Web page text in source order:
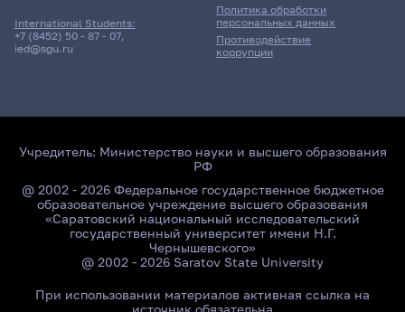
International Students:
+7 (8452) 50 - 87 - 07,
ied@sgu.ru
Политика обработки
персональных данных
Противодействие
коррупции
Учредитель: Министерство науки и высшего образования
РФ
@ 2002 - 2026 Федеральное государственное бюджетное
образовательное учреждение высшего образования
«Саратовский национальный исследовательский
государственный университет имени Н.Г.
Чернышевского»
@ 2002 - 2026 Saratov State University
При использовании материалов активная ссылка на
источник обязательна